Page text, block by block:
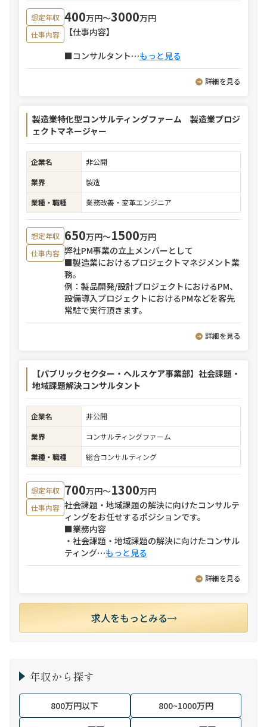
想定年収 400万円〜3000万円
仕事内容
【仕事内容】
■コンサルタント⋯もっと見る
詳細を見る
製造業特化型コンサルティングファーム 製造業プロジ
ェクトマネージャー
企業名
非公開
業界
製造
業種・職種
業務改善・変革エンジニア
想定年収 650万円〜1500万円
仕事内容 弊社PM事業の立上メンバーとして
■製造業におけるプロジェクトマネジメント業
務。
例：製品開発/設計プロジェクトにおけるPM、
設備導入プロジェクトにおけるPMなどを客先
常駐で実行頂きます。
詳細を見る
【パブリックセクター・ヘルスケア事業部】社会課題・
地域課題解決コンサルタント
企業名
非公開
業界
コンサルティングファーム
業種・職種
総合コンサルティング
想定年収 700万円〜1300万円
仕事内容 社会課題・地域課題の解決に向けたコンサルテ
ィングをお任せするポジションです。
■業務内容
・社会課題・地域課題の解決に向けたコンサル
ティング⋯もっと見る
詳細を見る
求人をもっとみる
年収から探す
800万円以下
800~1000万円